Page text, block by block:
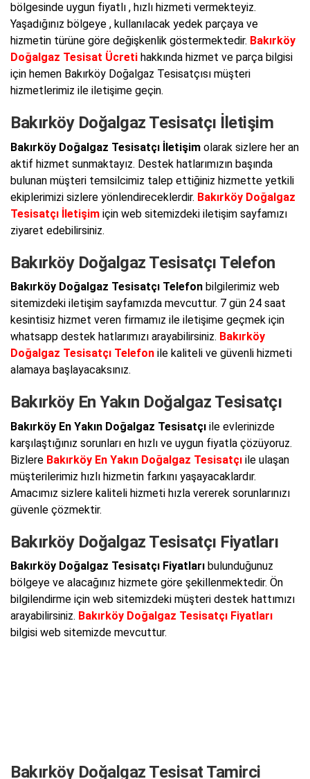
bölgesinde uygun fiyatlı , hızlı hizmeti vermekteyiz.
Yaşadığınız bölgeye , kullanılacak yedek parçaya ve
hizmetin türüne göre değişkenlik göstermektedir. Bakırköy
Doğalgaz Tesisat Ücreti hakkında hizmet ve parça bilgisi
için hemen Bakırköy Doğalgaz Tesisatçısı müşteri
hizmetlerimiz ile iletişime geçin.
Bakırköy Doğalgaz Tesisatçı İletişim
Bakırköy Doğalgaz Tesisatçı İletişim olarak sizlere her an
aktif hizmet sunmaktayız. Destek hatlarımızın başında
bulunan müşteri temsilcimiz talep ettiğiniz hizmette yetkili
ekiplerimizi sizlere yönlendireceklerdir. Bakırköy Doğalgaz
Tesisatçı İletişim için web sitemizdeki iletişim sayfamızı
ziyaret edebilirsiniz.
Bakırköy Doğalgaz Tesisatçı Telefon
Bakırköy Doğalgaz Tesisatçı Telefon bilgilerimiz web
sitemizdeki iletişim sayfamızda mevcuttur. 7 gün 24 saat
kesintisiz hizmet veren firmamız ile iletişime geçmek için
whatsapp destek hatlarımızı arayabilirsiniz. Bakırköy
Doğalgaz Tesisatçı Telefon ile kaliteli ve güvenli hizmeti
alamaya başlayacaksınız.
Bakırköy En Yakın Doğalgaz Tesisatçı
Bakırköy En Yakın Doğalgaz Tesisatçı ile evlerinizde
karşılaştığınız sorunları en hızlı ve uygun fiyatla çözüyoruz.
Bizlere Bakırköy En Yakın Doğalgaz Tesisatçı ile ulaşan
müşterilerimiz hızlı hizmetin farkını yaşayacaklardır.
Amacımız sizlere kaliteli hizmeti hızla vererek sorunlarınızı
güvenle çözmektir.
Bakırköy Doğalgaz Tesisatçı Fiyatları
Bakırköy Doğalgaz Tesisatçı Fiyatları bulunduğunuz
bölgeye ve alacağınız hizmete göre şekillenmektedir. Ön
bilgilendirme için web sitemizdeki müşteri destek hattımızı
arayabilirsiniz. Bakırköy Doğalgaz Tesisatçı Fiyatları
bilgisi web sitemizde mevcuttur.
Bakırköy Doğalgaz Tesisat Tamirci